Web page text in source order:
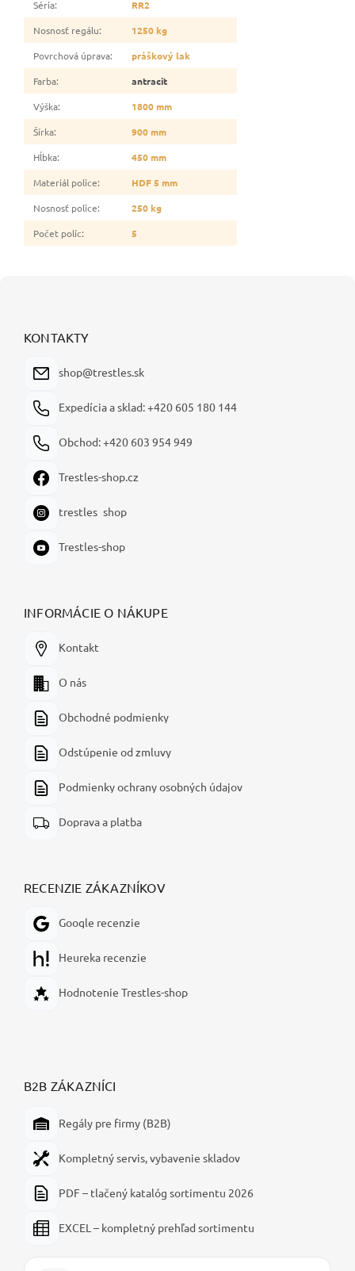
Séria:
RR2
Nosnosť regálu:
1250 kg
Povrchová úprava:
práškový lak
Farba:
antracit
Výška:
1800 mm
Šírka:
900 mm
Hĺbka:
450 mm
Materiál police:
HDF 5 mm
Nosnosť police:
250 kg
Počet políc: 5
KONTAKTY
shop@trestles.sk
Expedícia a sklad: +420 605 180 144
Obchod: +420 603 954 949
Trestles-shop.cz
trestles_shop
Trestles-shop
INFORMÁCIE O NÁKUPE
Kontakt
O nás
Obchodné podmienky
Odstúpenie od zmluvy
Podmienky ochrany osobných údajov
Doprava a platba
RECENZIE ZÁKAZNÍKOV
Google recenzie
Heureka recenzie
Hodnotenie Trestles-shop
B2B ZÁKAZNÍCI
Regály pre firmy (B2B)
Kompletný servis, vybavenie skladov
PDF – tlačený katalóg sortimentu 2026
EXCEL – kompletný prehľad sortimentu